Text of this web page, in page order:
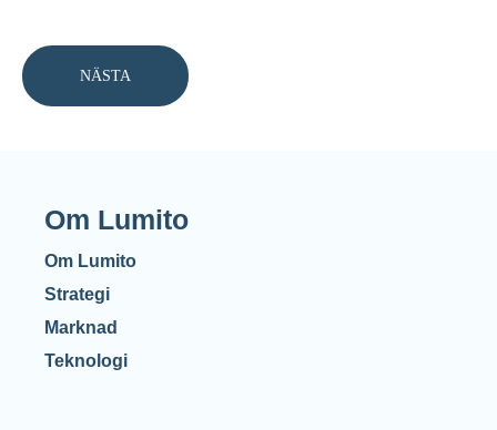
Om Lumito
Om Lumito
Strategi
Marknad
Teknologi